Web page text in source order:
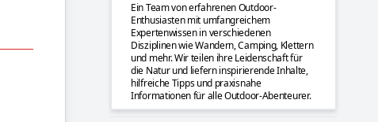
Ein Team von erfahrenen Outdoor-
Enthusiasten mit umfangreichem
Expertenwissen in verschiedenen
Disziplinen wie Wandern, Camping, Klettern
und mehr. Wir teilen ihre Leidenschaft für
die Natur und liefern inspirierende Inhalte,
hilfreiche Tipps und praxisnahe
Informationen für alle Outdoor-Abenteurer.